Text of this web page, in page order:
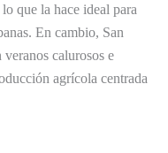
que la hace ideal para
En cambio, San
veranos calurosos e
agrícola centrada